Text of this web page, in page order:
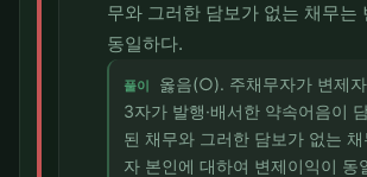
무와 그러한 담보가 없는 채무는
동일하다.
풀이
옳음(○). 주채무자가 변제
3자가 발행·배서한 약속어음이
된 채무와 그러한 담보가 없는
자 본인에 대하여 변제이익이 동